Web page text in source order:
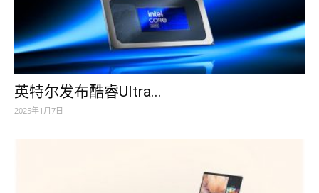
英特尔发布酷睿Ultra...
2025年1月7日